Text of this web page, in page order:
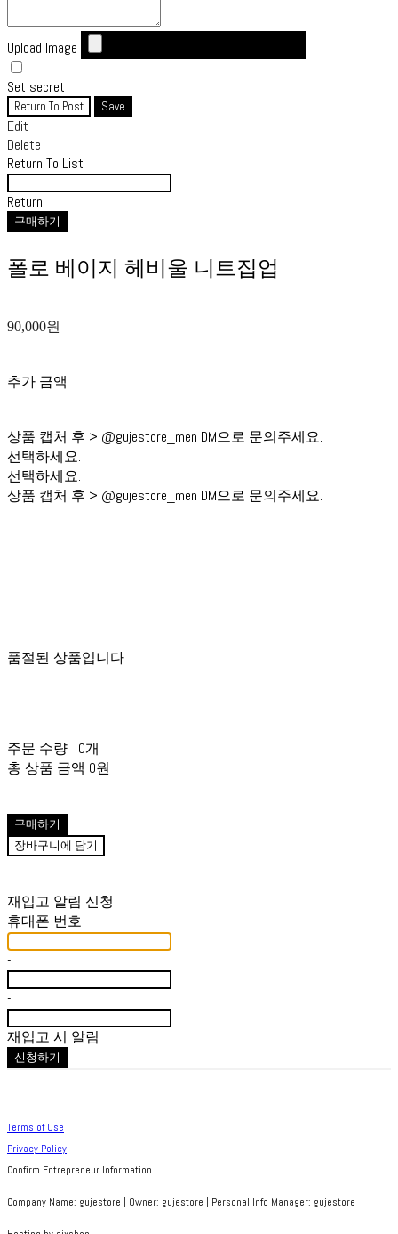
Upload Image
Set secret
Return To Post Save
Edit
Delete
Return To List
Return
구매하기
폴로 베이지 헤비울 니트집업
90,000원
추가 금액
상품 캡처 후 > @gujestore_men DM으로 문의주세요.
선택하세요.
선택하세요.
상품 캡처 후 > @gujestore_men DM으로 문의주세요.
품절된 상품입니다.
주문 수량
0개
총 상품 금액 0원
구매하기
장바구니에 담기
재입고 알림 신청
휴대폰 번호
-
-
재입고 시 알림
신청하기
Terms of Use
Privacy Policy
Confirm Entrepreneur Information
Company Name: gujestore | Owner: gujestore | Personal Info Manager: gujestore